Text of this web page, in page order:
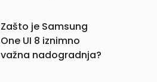
Zašto je Samsung
One UI 8 iznimno
važna nadogradnja?